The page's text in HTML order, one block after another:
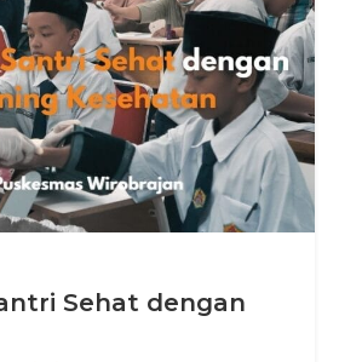
Sehat dengan